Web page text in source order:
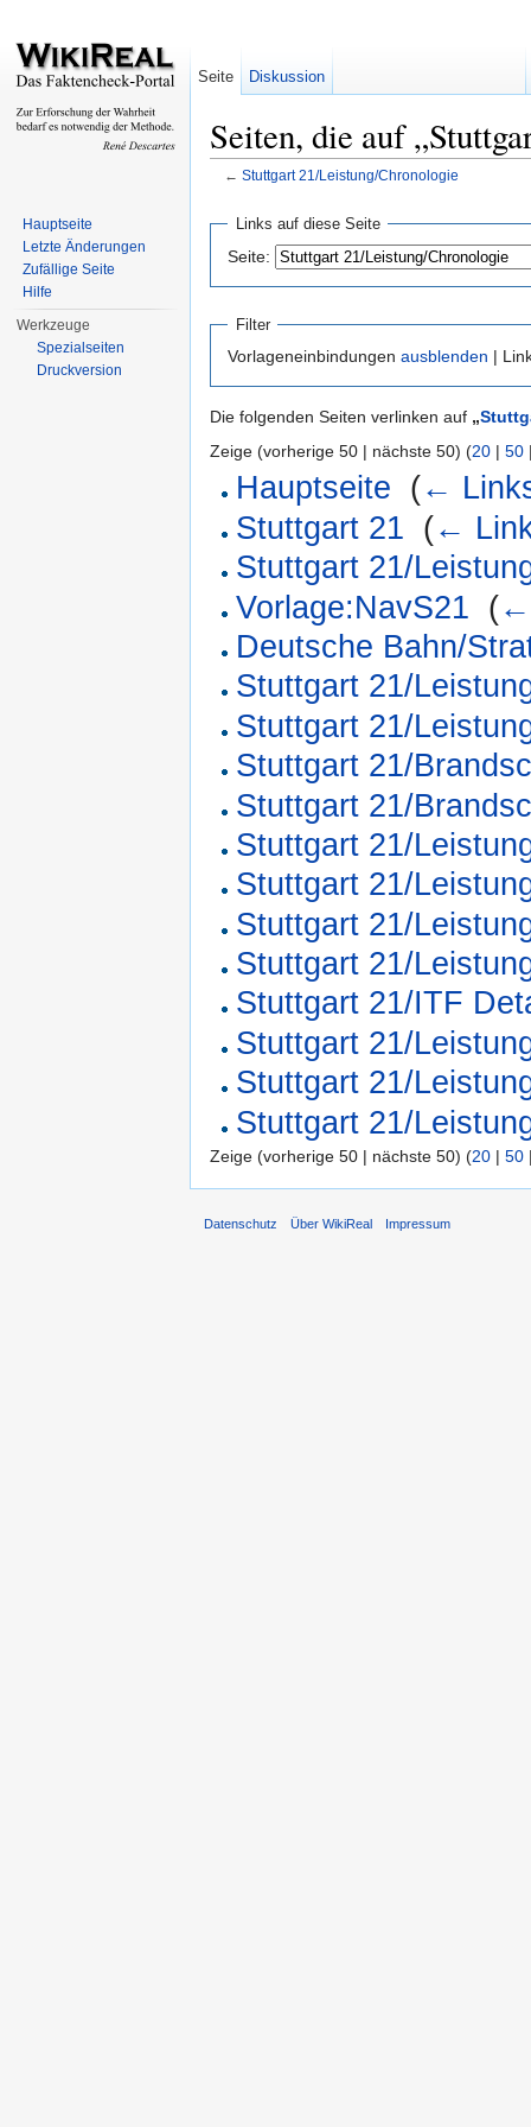
Seiten, die auf
← Stuttgart 21/Leistung/Chronologie
Links auf diese Seite
Seite:
Filter
Vorlageneinbindungen ausblenden |
Die folgenden Seiten verlinken auf „
Zeige (vorherige 50 | nächste 50) (20 | 50
Hauptseite (←
Stuttgart 21 (←
Stuttgart 21/
Vorlage:NavS21 (←
Deutsche Bahn/
Stuttgart 21/
Stuttgart 21/
Stuttgart 21/
Stuttgart 21/
Stuttgart 21/
Stuttgart 21/
Stuttgart 21/
Stuttgart 21/
Stuttgart 21/ITF
Stuttgart 21/
Stuttgart 21/
Stuttgart 21/
Zeige (vorherige 50 | nächste 50) (20 | 50
Seite Diskussion
Hauptseite
Letzte Änderungen
Zufällige Seite
Hilfe
Werkzeuge
Spezialseiten
Druckversion
Datenschutz Über WikiReal Impressum